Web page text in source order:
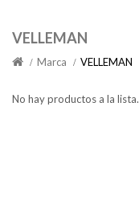
VELLEMAN
Marca VELLEMAN
No hay productos a la lista.